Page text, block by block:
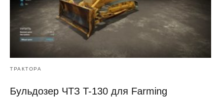
ТРАКТОРА
Бульдозер ЧТЗ T-130 для Farming